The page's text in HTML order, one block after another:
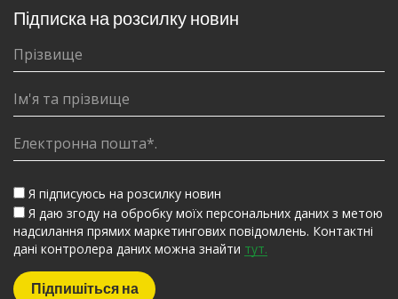
Підписка на розсилку новин
Я підписуюсь на розсилку новин
Я даю згоду на обробку моїх персональних даних з метою
надсилання прямих маркетингових повідомлень. Контактні
дані контролера даних можна знайти тут.